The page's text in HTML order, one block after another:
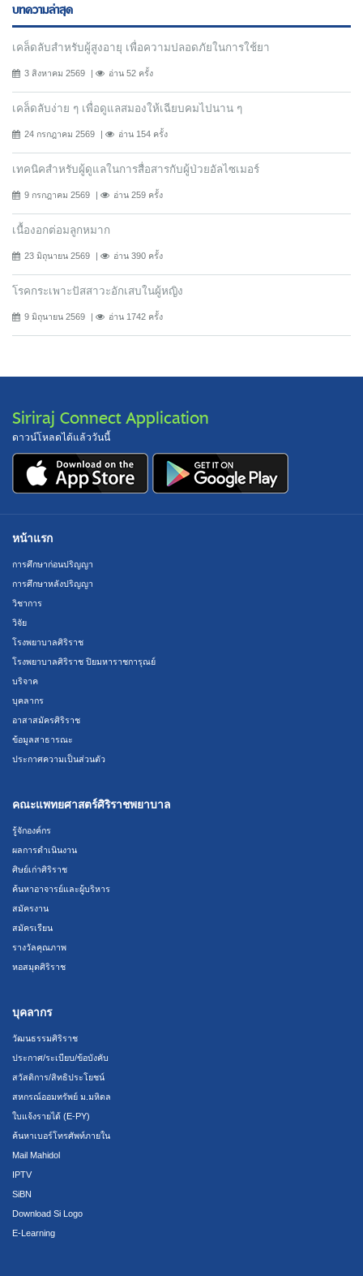
บทความล่าสุด
เคล็ดลับสำหรับผู้สูงอายุ เพื่อความปลอดภัยในการใช้ยา
3 สิงหาคม 2569 อ่าน 52 ครั้ง
เคล็ดลับง่าย ๆ เพื่อดูแลสมองให้เฉียบคมไปนาน ๆ
24 กรกฎาคม 2569 อ่าน 154 ครั้ง
เทคนิคสำหรับผู้ดูแลในการสื่อสารกับผู้ป่วยอัลไซเมอร์
9 กรกฎาคม 2569 อ่าน 259 ครั้ง
เนื้องอกต่อมลูกหมาก
23 มิถุนายน 2569 อ่าน 390 ครั้ง
โรคกระเพาะปัสสาวะอักเสบในผู้หญิง
9 มิถุนายน 2569 อ่าน 1742 ครั้ง
Siriraj Connect Application
ดาวน์โหลดได้แล้ววันนี้
หน้าแรก
การศึกษาก่อนปริญญา
การศึกษาหลังปริญญา
วิชาการ
วิจัย
โรงพยาบาลศิริราช
โรงพยาบาลศิริราช ปิยมหาราชการุณย์
บริจาค
บุคลากร
อาสาสมัครศิริราช
ข้อมูลสาธารณะ
ประกาศความเป็นส่วนตัว
คณะแพทยศาสตร์ศิริราชพยาบาล
รู้จักองค์กร
ผลการดำเนินงาน
ศิษย์เก่าศิริราช
ค้นหาอาจารย์และผู้บริหาร
สมัครงาน
สมัครเรียน
รางวัลคุณภาพ
หอสมุดศิริราช
บุคลากร
วัฒนธรรมศิริราช
ประกาศ/ระเบียบ/ข้อบังคับ
สวัสดิการ/สิทธิประโยชน์
สหกรณ์ออมทรัพย์ ม.มหิดล
ใบแจ้งรายได้ (E-PY)
ค้นหาเบอร์โทรศัพท์ภายใน
Mail Mahidol
IPTV
SiBN
Download Si Logo
E-Learning